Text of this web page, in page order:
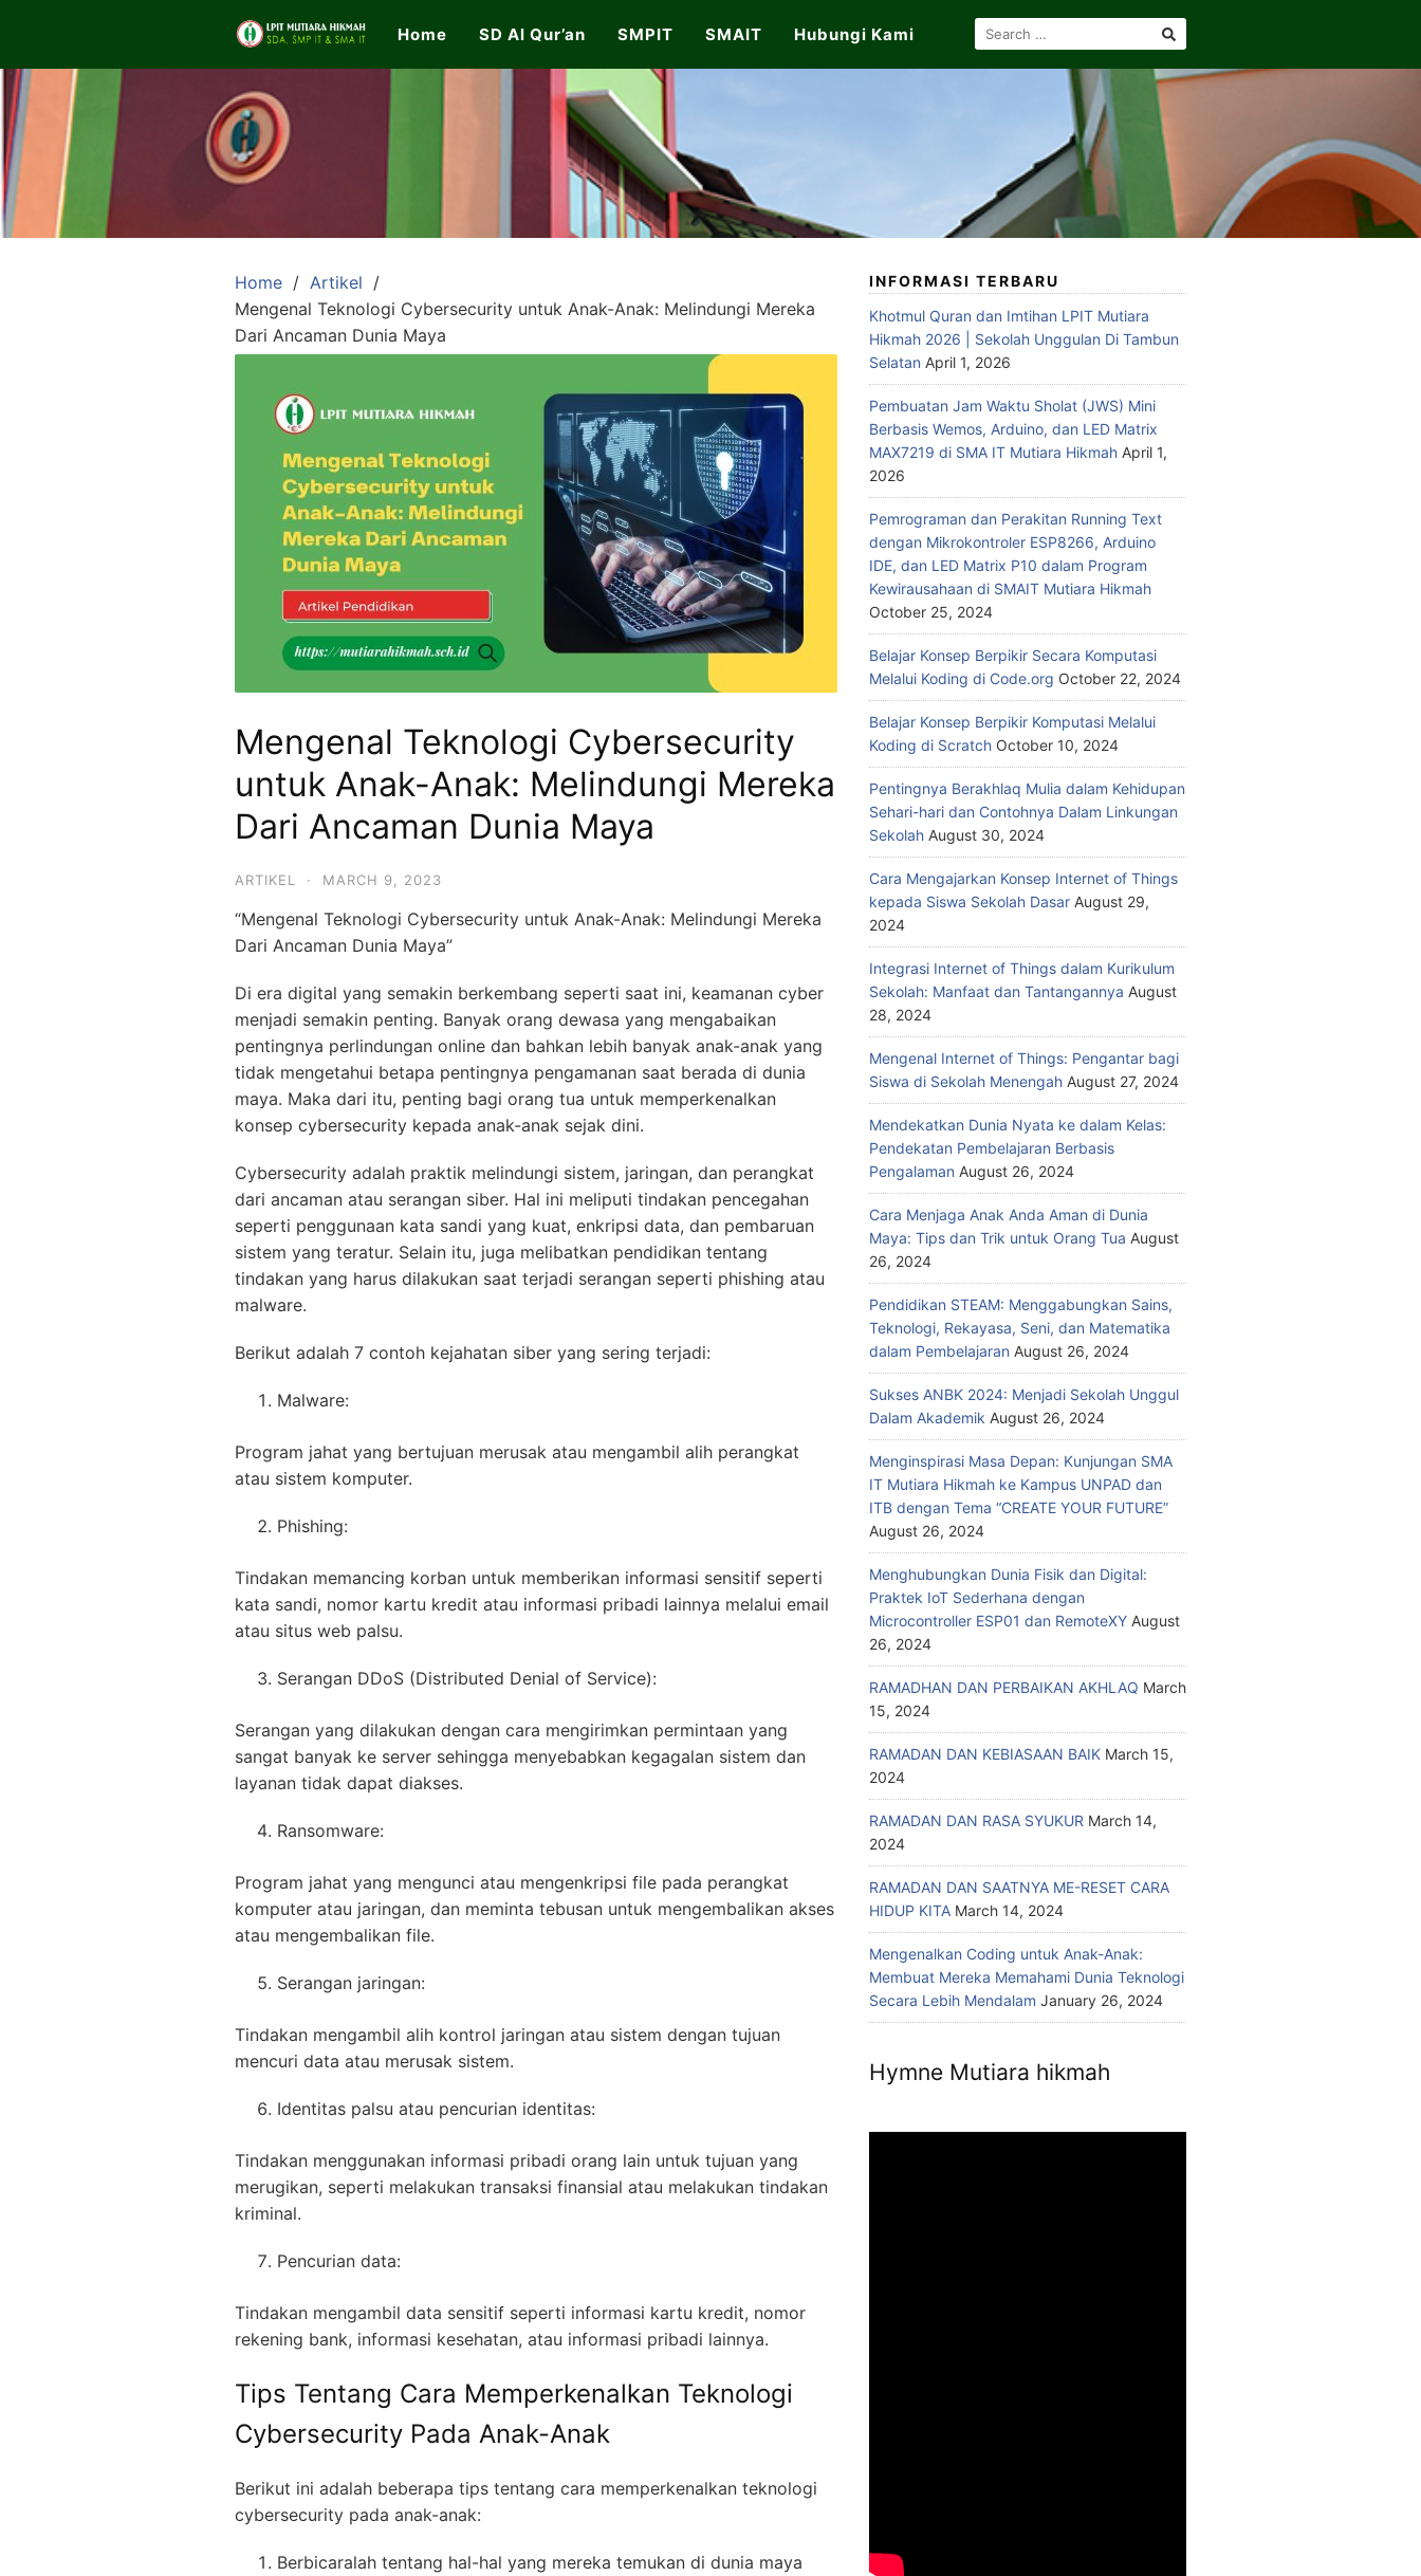
content
Home SD Al Qur’an SMPIT SMAIT Hubungi Kami
SEARCH
FOR:
LPIT
Mutiara
Hikmah
Official
Website
SDA,
SMPIT,
SMAIT
Mutiara
Hikmah
Home
Artikel
Mengenal Teknologi Cybersecurity untuk Anak-Anak: Melindungi Mereka
Dari Ancaman Dunia Maya
Mengenal Teknologi Cybersecurity
untuk Anak-Anak: Melindungi Mereka
Dari Ancaman Dunia Maya
ARTIKEL · MARCH 9, 2023
“Mengenal Teknologi Cybersecurity untuk Anak-Anak: Melindungi Mereka
Dari Ancaman Dunia Maya”
Di era digital yang semakin berkembang seperti saat ini, keamanan cyber
menjadi semakin penting. Banyak orang dewasa yang mengabaikan
pentingnya perlindungan online dan bahkan lebih banyak anak-anak yang
tidak mengetahui betapa pentingnya pengamanan saat berada di dunia
maya. Maka dari itu, penting bagi orang tua untuk memperkenalkan
konsep cybersecurity kepada anak-anak sejak dini.
Cybersecurity adalah praktik melindungi sistem, jaringan, dan perangkat
dari ancaman atau serangan siber. Hal ini meliputi tindakan pencegahan
seperti penggunaan kata sandi yang kuat, enkripsi data, dan pembaruan
sistem yang teratur. Selain itu, juga melibatkan pendidikan tentang
tindakan yang harus dilakukan saat terjadi serangan seperti phishing atau
malware.
Berikut adalah 7 contoh kejahatan siber yang sering terjadi:
Malware:
Program jahat yang bertujuan merusak atau mengambil alih perangkat
atau sistem komputer.
Phishing:
Tindakan memancing korban untuk memberikan informasi sensitif seperti
kata sandi, nomor kartu kredit atau informasi pribadi lainnya melalui email
atau situs web palsu.
Serangan DDoS (Distributed Denial of Service):
Serangan yang dilakukan dengan cara mengirimkan permintaan yang
sangat banyak ke server sehingga menyebabkan kegagalan sistem dan
layanan tidak dapat diakses.
Ransomware:
Program jahat yang mengunci atau mengenkripsi file pada perangkat
komputer atau jaringan, dan meminta tebusan untuk mengembalikan akses
atau mengembalikan file.
Serangan jaringan:
Tindakan mengambil alih kontrol jaringan atau sistem dengan tujuan
mencuri data atau merusak sistem.
Identitas palsu atau pencurian identitas:
Tindakan menggunakan informasi pribadi orang lain untuk tujuan yang
merugikan, seperti melakukan transaksi finansial atau melakukan tindakan
kriminal.
Pencurian data:
Tindakan mengambil data sensitif seperti informasi kartu kredit, nomor
rekening bank, informasi kesehatan, atau informasi pribadi lainnya.
Tips Tentang Cara Memperkenalkan Teknologi
Cybersecurity Pada Anak-Anak
Berikut ini adalah beberapa tips tentang cara memperkenalkan teknologi
cybersecurity pada anak-anak:
Berbicaralah tentang hal-hal yang mereka temukan di dunia maya
INFORMASI TERBARU
Khotmul Quran dan Imtihan LPIT Mutiara
Hikmah 2026 | Sekolah Unggulan Di Tambun
Selatan April 1, 2026
Pembuatan Jam Waktu Sholat (JWS) Mini
Berbasis Wemos, Arduino, dan LED Matrix
MAX7219 di SMA IT Mutiara Hikmah April 1,
2026
Pemrograman dan Perakitan Running Text
dengan Mikrokontroler ESP8266, Arduino
IDE, dan LED Matrix P10 dalam Program
Kewirausahaan di SMAIT Mutiara Hikmah
October 25, 2024
Belajar Konsep Berpikir Secara Komputasi
Melalui Koding di Code.org October 22, 2024
Belajar Konsep Berpikir Komputasi Melalui
Koding di Scratch October 10, 2024
Pentingnya Berakhlaq Mulia dalam Kehidupan
Sehari-hari dan Contohnya Dalam Linkungan
Sekolah August 30, 2024
Cara Mengajarkan Konsep Internet of Things
kepada Siswa Sekolah Dasar August 29,
2024
Integrasi Internet of Things dalam Kurikulum
Sekolah: Manfaat dan Tantangannya August
28, 2024
Mengenal Internet of Things: Pengantar bagi
Siswa di Sekolah Menengah August 27, 2024
Mendekatkan Dunia Nyata ke dalam Kelas:
Pendekatan Pembelajaran Berbasis
Pengalaman August 26, 2024
Cara Menjaga Anak Anda Aman di Dunia
Maya: Tips dan Trik untuk Orang Tua August
26, 2024
Pendidikan STEAM: Menggabungkan Sains,
Teknologi, Rekayasa, Seni, dan Matematika
dalam Pembelajaran August 26, 2024
Sukses ANBK 2024: Menjadi Sekolah Unggul
Dalam Akademik August 26, 2024
Menginspirasi Masa Depan: Kunjungan SMA
IT Mutiara Hikmah ke Kampus UNPAD dan
ITB dengan Tema “CREATE YOUR FUTURE”
August 26, 2024
Menghubungkan Dunia Fisik dan Digital:
Praktek IoT Sederhana dengan
Microcontroller ESP01 dan RemoteXY August
26, 2024
RAMADHAN DAN PERBAIKAN AKHLAQ March
15, 2024
RAMADAN DAN KEBIASAAN BAIK March 15,
2024
RAMADAN DAN RASA SYUKUR March 14,
2024
RAMADAN DAN SAATNYA ME-RESET CARA
HIDUP KITA March 14, 2024
Mengenalkan Coding untuk Anak-Anak:
Membuat Mereka Memahami Dunia Teknologi
Secara Lebih Mendalam January 26, 2024
Hymne Mutiara hikmah